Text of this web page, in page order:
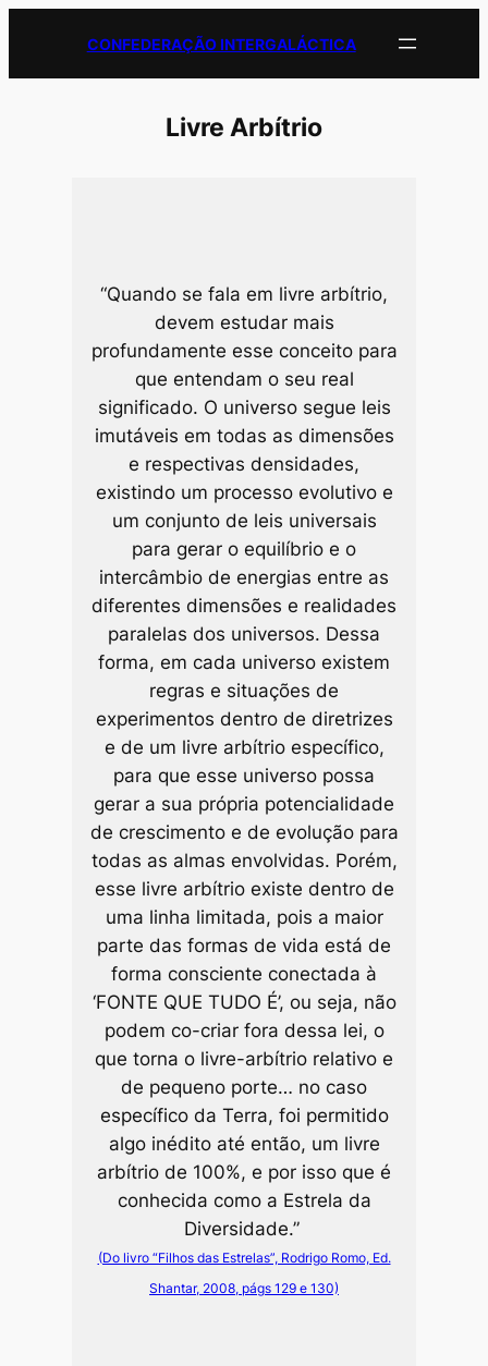
o
CONFEDERAÇÃO INTERGALÁCTICA
Livre Arbítrio
“Quando se fala em livre arbítrio,
devem estudar mais
profundamente esse conceito para
que entendam o seu real
significado. O universo segue leis
imutáveis em todas as dimensões
e respectivas densidades,
existindo um processo evolutivo e
um conjunto de leis universais
para gerar o equilíbrio e o
intercâmbio de energias entre as
diferentes dimensões e realidades
paralelas dos universos. Dessa
forma, em cada universo existem
regras e situações de
experimentos dentro de diretrizes
e de um livre arbítrio específico,
para que esse universo possa
gerar a sua própria potencialidade
de crescimento e de evolução para
todas as almas envolvidas. Porém,
esse livre arbítrio existe dentro de
uma linha limitada, pois a maior
parte das formas de vida está de
forma consciente conectada à
‘FONTE QUE TUDO É’, ou seja, não
podem co-criar fora dessa lei, o
que torna o livre-arbítrio relativo e
de pequeno porte… no caso
específico da Terra, foi permitido
algo inédito até então, um livre
arbítrio de 100%, e por isso que é
conhecida como a Estrela da
Diversidade.”
(Do livro “Filhos das Estrelas”, Rodrigo Romo, Ed.
Shantar, 2008, págs 129 e 130)